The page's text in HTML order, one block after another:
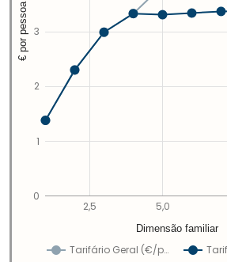
Tarifário Geral (€/p…
2,5 5,0
0
1
2
3
Dimensão familiar
€ por pessoa